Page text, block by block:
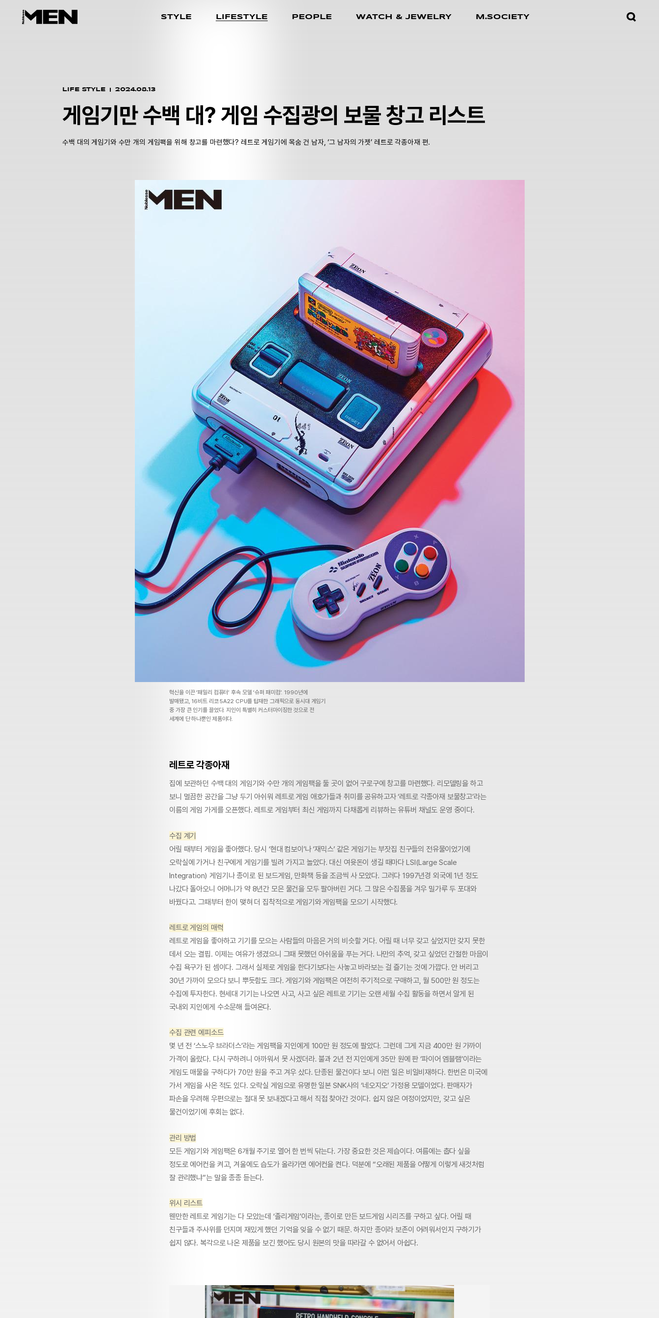
STYLE LIFESTYLE PEOPLE WATCH & JEWELRY M.SOCIETY
LIFE STYLE 2024.08.13
게임기만 수백 대? 게임 수집광의 보물 창고 리스트
수백 대의 게임기와 수만 개의 게임팩을 위해 창고를 마련했다? 레트로 게임기에 목숨 건 남자, ‘그 남자의 가젯’ 레트로 각종아재 편.
혁신을 이끈 ‘패밀리 컴퓨터’ 후속 모델 ‘슈퍼 패미컴’. 1990년에
발매됐고, 16비트 리코 5A22 CPU를 탑재한 그래픽으로 동시대 게임기
중 가장 큰 인기를 끌었다. 지인이 특별히 커스터마이징한 것으로 전
세계에 단 하나뿐인 제품이다.
레트로 각종아재
집에 보관하던 수백 대의 게임기와 수만 개의 게임팩을 둘 곳이 없어 구로구에 창고를 마련했다. 리모델링을 하고
보니 멀끔한 공간을 그냥 두기 아쉬워 레트로 게임 애호가들과 취미를 공유하고자 ‘레트로 각종아재 보물창고’라는
이름의 게임 가게를 오픈했다. 레트로 게임부터 최신 게임까지 다채롭게 리뷰하는 유튜버 채널도 운영 중이다.
수집 계기
어릴 때부터 게임을 좋아했다. 당시 ‘현대 컴보이’나 ‘재믹스’ 같은 게임기는 부잣집 친구들의 전유물이었기에
오락실에 가거나 친구에게 게임기를 빌려 가지고 놀았다. 대신 여윳돈이 생길 때마다 LSI(Large Scale
Integration) 게임기나 종이로 된 보드게임, 만화책 등을 조금씩 사 모았다. 그러다 1997년경 외국에 1년 정도
나갔다 돌아오니 어머니가 약 8년간 모은 물건을 모두 팔아버린 거다. 그 많은 수집품을 겨우 밀가루 두 포대와
바꿨다고. 그때부터 한이 맺혀 더 집착적으로 게임기와 게임팩을 모으기 시작했다.
레트로 게임의 매력
레트로 게임을 좋아하고 기기를 모으는 사람들의 마음은 거의 비슷할 거다. 어릴 때 너무 갖고 싶었지만 갖지 못한
데서 오는 결핍. 이제는 여유가 생겼으니 그때 못했던 아쉬움을 푸는 거다. 나만의 추억, 갖고 싶었던 간절한 마음이
수집 욕구가 된 셈이다. 그래서 실제로 게임을 한다기보다는 사놓고 바라보는 걸 즐기는 것에 가깝다. 안 버리고
30년 가까이 모으다 보니 뿌듯함도 크다. 게임기와 게임팩은 여전히 주기적으로 구매하고, 월 500만 원 정도는
수집에 투자한다. 현세대 기기는 나오면 사고, 사고 싶은 레트로 기기는 오랜 세월 수집 활동을 하면서 알게 된
국내외 지인에게 수소문해 들여온다.
수집 관련 에피소드
몇 년 전 ‘스노우 브라더스’라는 게임팩을 지인에게 100만 원 정도에 팔았다. 그런데 그게 지금 400만 원 가까이
가격이 올랐다. 다시 구하려니 아까워서 못 사겠더라. 불과 2년 전 지인에게 35만 원에 판 ‘파이어 엠블램’이라는
게임도 매물을 구하다가 70만 원을 주고 겨우 샀다. 단종된 물건이다 보니 이런 일은 비일비재하다. 한번은 미국에
가서 게임을 사온 적도 있다. 오락실 게임으로 유명한 일본 SNK사의 ‘네오지오’ 가정용 모델이었다. 판매자가
파손을 우려해 우편으로는 절대 못 보내겠다고 해서 직접 찾아간 것이다. 쉽지 않은 여정이었지만, 갖고 싶은
물건이었기에 후회는 없다.
관리 방법
모든 게임기와 게임팩은 6개월 주기로 열어 한 번씩 닦는다. 가장 중요한 것은 제습이다. 여름에는 춥다 싶을
정도로 에어컨을 켜고, 겨울에도 습도가 올라가면 에어컨을 켠다. 덕분에 “오래된 제품을 어떻게 이렇게 새것처럼
잘 관리했냐”는 말을 종종 듣는다.
위시 리스트
웬만한 레트로 게임기는 다 모았는데 ‘졸리게임’이라는, 종이로 만든 보드게임 시리즈를 구하고 싶다. 어릴 때
친구들과 주사위를 던지며 재밌게 했던 기억을 잊을 수 없기 때문. 하지만 종이라 보존이 어려워서인지 구하기가
쉽지 않다. 복각으로 나온 제품을 보긴 했어도 당시 원본의 맛을 따라갈 수 없어서 아쉽다.